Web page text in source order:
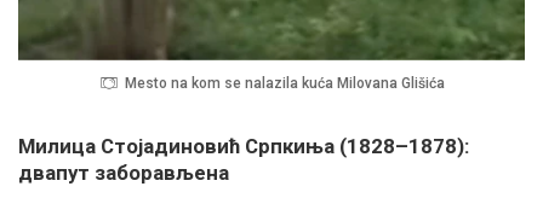
Mesto na kom se nalazila kuća Milovana Glišića
Милица Стојадиновић Српкиња (1828–1878):
двапут заборављена